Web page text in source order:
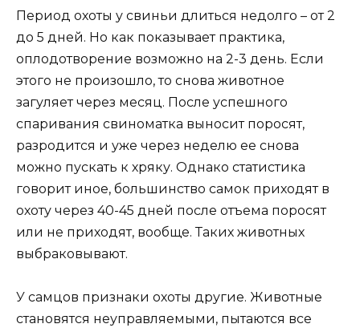
Период охоты у свиньи длиться недолго – от 2
до 5 дней. Но как показывает практика,
оплодотворение возможно на 2-3 день. Если
этого не произошло, то снова животное
загуляет через месяц. После успешного
спаривания свиноматка выносит поросят,
разродится и уже через неделю ее снова
можно пускать к хряку. Однако статистика
говорит иное, большинство самок приходят в
охоту через 40-45 дней после отъема поросят
или не приходят, вообще. Таких животных
выбраковывают.
У самцов признаки охоты другие. Животные
становятся неуправляемыми, пытаются все